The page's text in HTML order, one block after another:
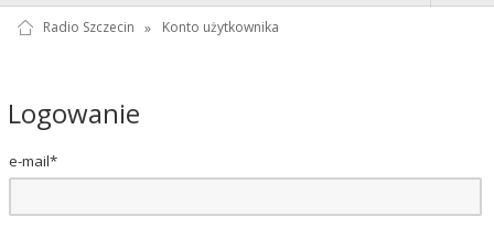
Radio Szczecin » Konto użytkownika
Logowanie
e-mail*